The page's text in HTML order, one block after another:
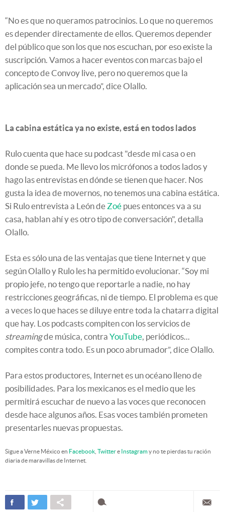
“No es que no queramos patrocinios. Lo que no queremos
es depender directamente de ellos. Queremos depender
del público que son los que nos escuchan, por eso existe la
suscripción. Vamos a hacer eventos con marcas bajo el
concepto de Convoy live, pero no queremos que la
aplicación sea un mercado”, dice Olallo.
La cabina estática ya no existe, está en todos lados
Rulo cuenta que hace su podcast "desde mi casa o en
donde se pueda. Me llevo los micrófonos a todos lados y
hago las entrevistas en dónde se tienen que hacer. Nos
gusta la idea de movernos, no tenemos una cabina estática.
Si Rulo entrevista a León de Zoé pues entonces va a su
casa, hablan ahí y es otro tipo de conversación", detalla
Olallo.
Esta es sólo una de las ventajas que tiene Internet y que
según Olallo y Rulo les ha permitido evolucionar. “Soy mi
propio jefe, no tengo que reportarle a nadie, no hay
restricciones geográficas, ni de tiempo. El problema es que
a veces lo que haces se diluye entre toda la chatarra digital
que hay. Los podcasts compiten con los servicios de
streamingde música, contra YouTube, periódicos...
compites contra todo. Es un poco abrumador”, dice Olallo.
Para estos productores, Internet es un océano lleno de
posibilidades. Para los mexicanos es el medio que les
permitirá escuchar de nuevo a las voces que reconocen
desde hace algunos años. Esas voces también prometen
presentarles nuevas propuestas.
Sigue a Verne México en Facebook Twittere Instagramy no te pierdas tu ración
diaria de maravillas de Internet.